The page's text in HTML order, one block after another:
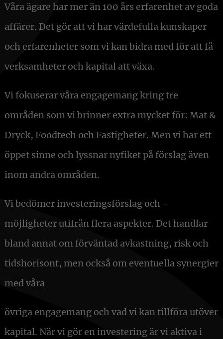
Våra ägare har mer än 100 års erfarenhet av goda
affärer. Det gör att vi har värdefulla kunskaper
och erfarenheter som vi kan bidra med för att få
verksamheter och kapital att växa.
Vi fokuserar våra engagemang kring tre
områden som vi brinner extra mycket för: Mat &
Dryck, Foodtech och Fastigheter. Men vi har ett
öppet sinne och lyssnar nyfiket på förslag även
inom andra områden.
Vi bedömer investeringsförslag och -
möjligheter utifrån flera aspekter. Det handlar
bland annat om förväntad avkastning, risk och
tidshorisont, men också om eventuella synergier
med våra
övriga engagemang och vad vi kan tillföra utöver
kapital. När vi gör en investering är vi aktiva i